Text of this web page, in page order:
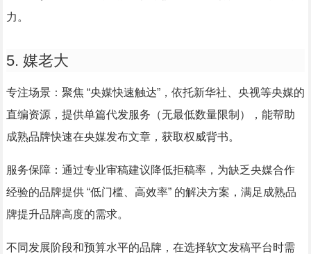
力。
5. 媒老大
专注场景：聚焦 “央媒快速触达”，依托新华社、央视等央媒的
直编资源，提供单篇代发服务（无最低数量限制），能帮助
成熟品牌快速在央媒发布文章，获取权威背书。
服务保障：通过专业审稿建议降低拒稿率，为缺乏央媒合作
经验的品牌提供 “低门槛、高效率” 的解决方案，满足成熟品
牌提升品牌高度的需求。
不同发展阶段和预算水平的品牌，在选择软文发稿平台时需